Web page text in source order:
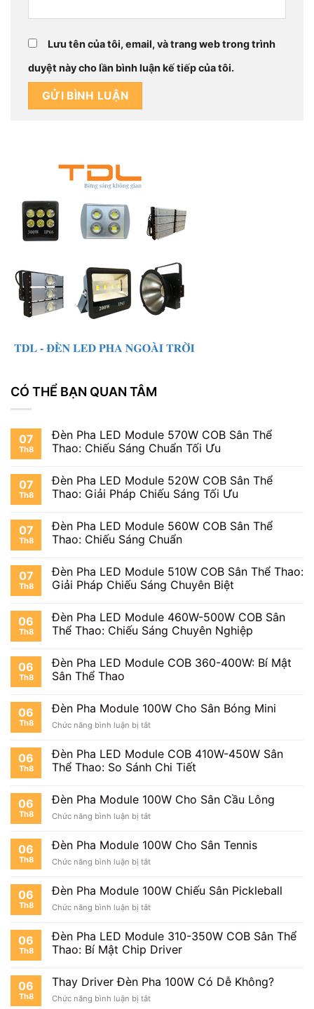
Lưu tên của tôi, email, và trang web trong trình
duyệt này cho lần bình luận kế tiếp của tôi.
CÓ THỂ BẠN QUAN TÂM
07
Th8
Đèn Pha LED Module 570W COB Sân Thể
Thao: Chiếu Sáng Chuẩn Tối Ưu
07
Th8
Đèn Pha LED Module 520W COB Sân Thể
Thao: Giải Pháp Chiếu Sáng Tối Ưu
07
Th8
Đèn Pha LED Module 560W COB Sân Thể
Thao: Chiếu Sáng Chuẩn
07
Th8
Đèn Pha LED Module 510W COB Sân Thể Thao:
Giải Pháp Chiếu Sáng Chuyên Biệt
06
Th8
Đèn Pha LED Module 460W-500W COB Sân
Thể Thao: Chiếu Sáng Chuyên Nghiệp
06
Th8
Đèn Pha LED Module COB 360-400W: Bí Mật
Sân Thể Thao
06
Th8
Đèn Pha Module 100W Cho Sân Bóng Mini
Chức năng bình luận bị tắtở
Pha
Module
100W
Sân
Mini
06
Th8
Đèn Pha LED Module COB 410W-450W Sân
Thể Thao: So Sánh Chi Tiết
06
Th8
Đèn Pha Module 100W Cho Sân Cầu Lông
Chức năng bình luận bị tắtở
Pha
Module
100W
Sân
Lông
06
Th8
Đèn Pha Module 100W Cho Sân Tennis
Chức năng bình luận bị tắtở
Pha
Module
100W
Sân
Tennis
06
Th8
Đèn Pha Module 100W Chiếu Sân Pickleball
Chức năng bình luận bị tắtở
Pha
Module
100W
Sân
06
Th8
Đèn Pha LED Module 310-350W COB Sân Thể
Thao: Bí Mật Chip Driver
06
Th8
Thay Driver Đèn Pha 100W Có Dễ Không?
Chức năng bình luận bị tắtở